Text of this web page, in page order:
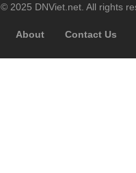
© 2025 DNViet.net. All rights
About Contact Us